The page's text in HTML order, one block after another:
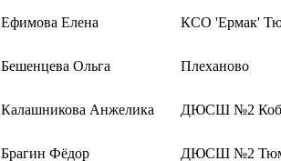
Ефимова Елена КСО 'Ермак'
Бешенцева Ольга Плеханово
Калашникова Анжелика ДЮСШ №2
Брагин Фёдор ДЮСШ №2